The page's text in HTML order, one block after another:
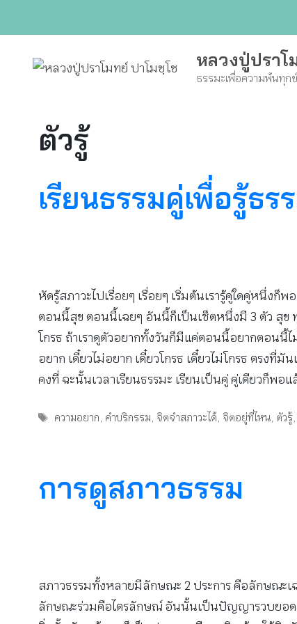
หลวงปู่ปราโ
ธรรมะเพื่อความพ้นทุกข์
ตัวรู้
เรียนธรรมคู่เพื่อรู้ธร
หัดรู้สภาวะไปเรื่อยๆ เรื่อยๆ เริ่มต้นเรารู้คู่ใดคู่หนึ่
ตอนนี้สุข ตอนนี้เฉยๆ อันนี้ก็เป็นเซ็ตหนึ่งมี 3 ตัว สุข ทุ
โกรธ ถ้าเราดูตัวอยากทั้งวันก็มีแค่ตอนนี้อยากตอนนี้ไ
อยาก เดี๋ยวไม่อยาก เดี๋ยวโกรธ เดี๋ยวไม่โกรธ ตรงที่
คงที่ ฉะนั้นเวลาเรียนธรรมะ เรียนเป็นคู่ คู่เดียวก็พอแ
Tags
ความอยาก, คำบริกรรม, จิตจำสภาวะได้, จิตอยู่ที่ไหน, ตัวรู้,
การดูสภาวธรรม
สภาวธรรมทั้งหลายมีลักษณะ 2 ประการ คือลักษณะ
ลักษณะร่วมคือไตรลักษณ์ อันนั้นเป็นปัญญารวบยอดแล้